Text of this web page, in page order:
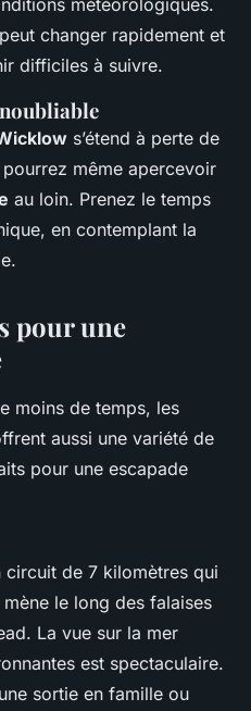
météorologiques.
changer rapidement et
difficiles à suivre.
s’étend à perte de
même apercevoir
au loin. Prenez le temps
en contemplant la
pour une
moins de temps, les
aussi une variété de
pour une escapade
circuit de 7 kilomètres qui
le long des falaises
La vue sur la mer
est spectaculaire.
sortie en famille ou